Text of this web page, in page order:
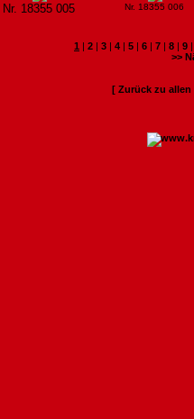
Nr. 18355 005 Nr. 18355 006
1 | 2 | 3 | 4 | 5 | 6 | 7 | 8 | 9
>>
[ Zurück zu